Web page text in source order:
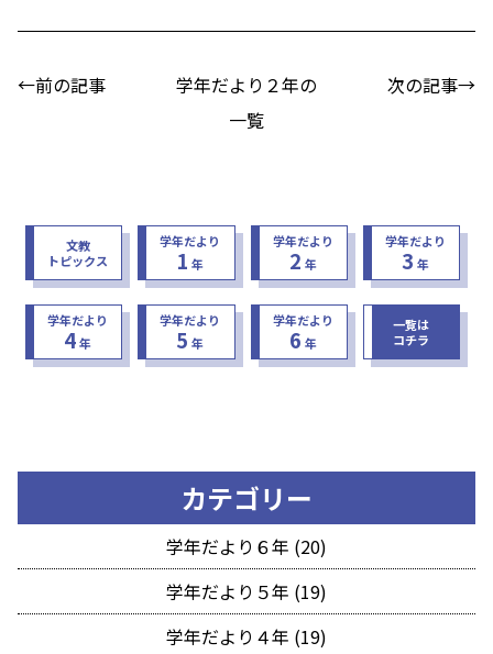
←前の記事
学年だより２年の
一覧
次の記事→
文教
トピックス
学年だより
1 年
学年だより
2 年
学年だより
3 年
学年だより
4年
学年だより
5 年
学年だより
6 年
一覧は
コチラ
カテゴリー
学年だより６年 (20)
学年だより５年 (19)
学年だより４年 (19)